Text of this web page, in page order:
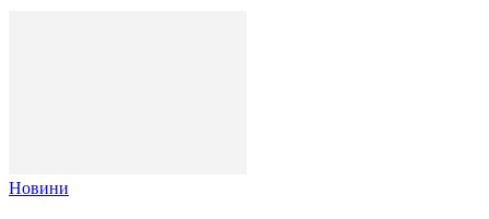
Новини